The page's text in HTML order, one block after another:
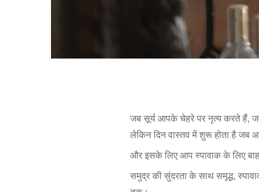
जब सूर्य आपके चेहरे पर नृत्य करते हैं,
लेकिन दिन वास्तव में शुरू होता है जब
और इसके लिए आप स्पावाक के लिए
समुद्र की सुंदरता के साथ समृद्ध,